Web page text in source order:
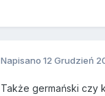
Napisano12 Grudzień
Także germański czy